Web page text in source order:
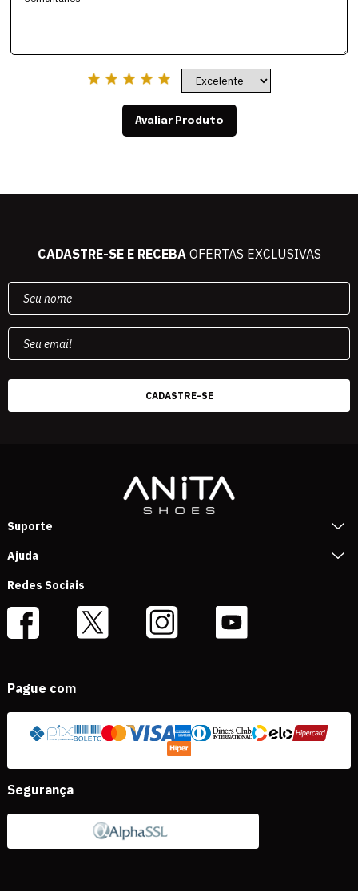
Avaliar Produto
CADASTRE-SE E RECEBAOFERTAS EXCLUSIVAS
Suporte
Ajuda
Redes Sociais
Pague com
Segurança